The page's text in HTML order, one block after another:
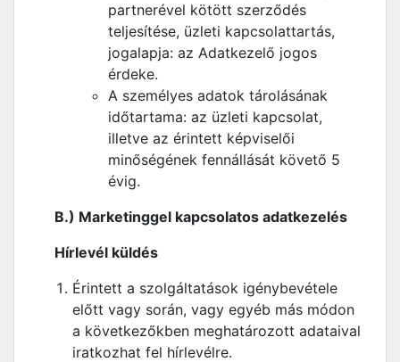
partnerével kötött szerződés
teljesítése, üzleti kapcsolattartás,
jogalapja: az Adatkezelő jogos
érdeke.
A személyes adatok tárolásának
időtartama: az üzleti kapcsolat,
illetve az érintett képviselői
minőségének fennállását követő 5
évig.
B.) Marketinggel kapcsolatos adatkezelés
Hírlevél küldés
Érintett a szolgáltatások igénybevétele
előtt vagy során, vagy egyéb más módon
a következőkben meghatározott adataival
iratkozhat fel hírlevélre.